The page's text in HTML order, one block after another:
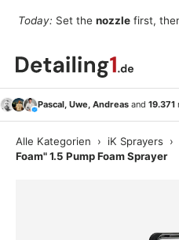
Skip to content
Today: Set the nozzle first,
Search
Search
Pascal, Uwe, Andreasand 19.371
Alle Kategorien › iK Sprayers ›
Foam" 1.5 Pump Foam Sprayer